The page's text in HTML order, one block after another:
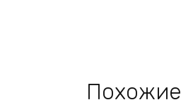
Похожие